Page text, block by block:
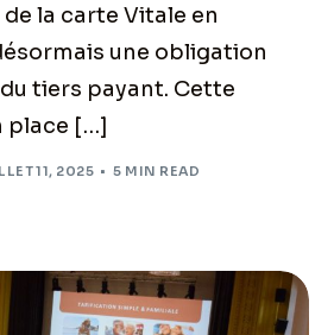
la carte Vitale en
une obligation
tiers payant. Cette
place […]
11, 2025 5 MIN READ